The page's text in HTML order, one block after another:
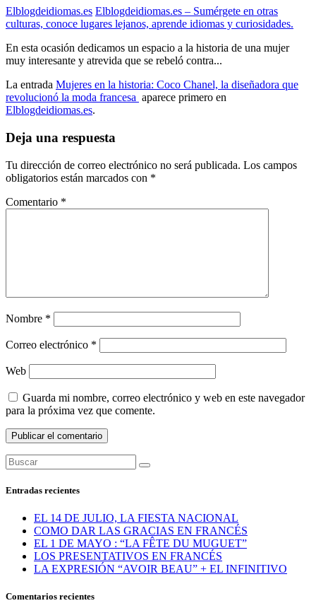
Elblogdeidiomas.es Elblogdeidiomas.es – Sumérgete en otras
culturas, conoce lugares lejanos, aprende idiomas y curiosidades.
En esta ocasión dedicamos un espacio a la historia de una mujer
muy interesante y atrevida que se rebeló contra...
La entrada Mujeres en la historia: Coco Chanel, la diseñadora que
revolucionó la moda francesa aparece primero en
Elblogdeidiomas.es.
Deja una respuesta
Tu dirección de correo electrónico no será publicada. Los campos
obligatorios están marcados con *
Comentario *
Nombre *
Correo electrónico *
Web
Guarda mi nombre, correo electrónico y web en este navegador
para la próxima vez que comente.
Entradas recientes
EL 14 DE JULIO, LA FIESTA NACIONAL
COMO DAR LAS GRACIAS EN FRANCÉS
EL 1 DE MAYO : “LA FÊTE DU MUGUET”
LOS PRESENTATIVOS EN FRANCÉS
LA EXPRESIÓN “AVOIR BEAU” + EL INFINITIVO
Comentarios recientes